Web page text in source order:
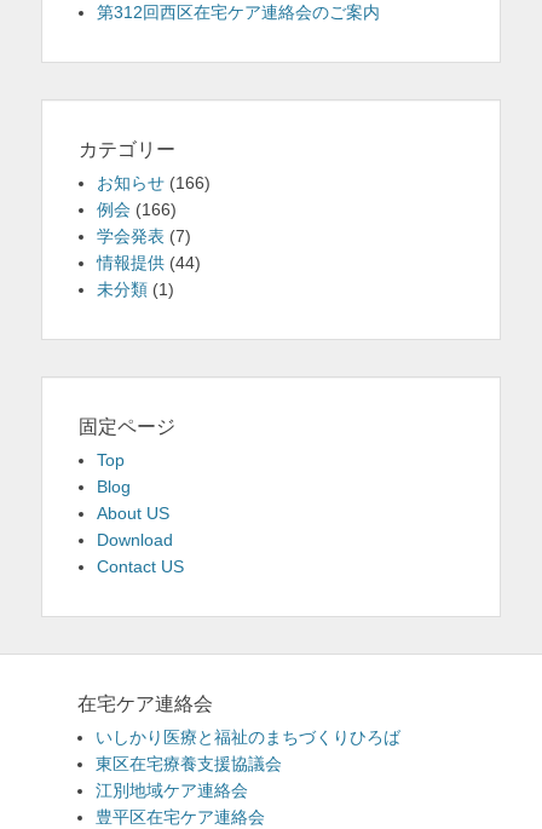
第312回西区在宅ケア連絡会のご案内
カテゴリー
お知らせ (166)
例会 (166)
学会発表 (7)
情報提供 (44)
未分類 (1)
固定ページ
Top
Blog
About US
Download
Contact US
在宅ケア連絡会
いしかり医療と福祉のまちづくりひろば
東区在宅療養支援協議会
江別地域ケア連絡会
豊平区在宅ケア連絡会